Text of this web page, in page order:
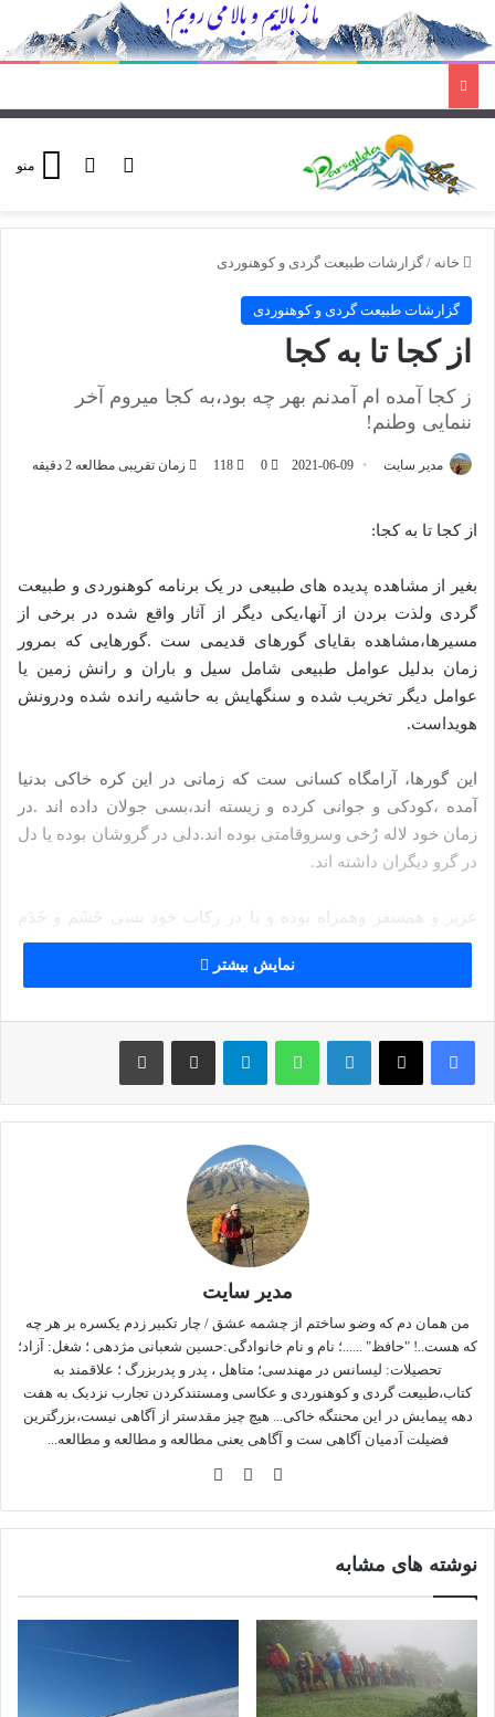
منوتغییر ورود
خانه / گزارشات طبیعت گردی و کوهنوردی
گزارشات طبیعت گردی و کوهنوردی
از کجا تا به کجا
ز کجا آمده ام آمدنم بهر چه بود،به کجا میروم آخر
ننمایی وطنم!
مدیر سایت 2021-06-09
0
118 زمان تقریبی مطالعه 2 دقیقه
از کجا تا به کجا:
بغیر از مشاهده پدیده های طبیعی در یک برنامه کوهنوردی و طبیعت
گردی ولذت بردن از آنها،یکی دیگر از آثار واقع شده در برخی از
مسیرها،مشاهده بقایای گورهای قدیمی ست .گورهایی که بمرور
زمان بدلیل عوامل طبیعی شامل سیل و باران و رانش زمین یا
عوامل دیگر تخریب شده و سنگهایش به حاشیه رانده شده ودرونش
هویداست.
این گورها، آرامگاه کسانی ست که زمانی در این کره خاکی بدنیا
آمده ،کودکی و جوانی کرده و زیسته اند،بسی جولان داده اند .در
زمان خود لاله رُخی وسروقامتی بوده اند.دلی در گروشان بوده یا دل
در گرو دیگران داشته اند.
عزیز و همسفر وهمراه بوده و یا در رکاب خود بسی حَشَم و خَدَم
داشته اند.عزیزی بوده اند و مورد احترام واکرام .ولی اکنون دیگر
نیستتد و نامی و نشانی از آنها در دست نیست .در زمین آرمیدند و
ز کجا آمده ام آمدنم بهر چه بود،به کجا میروم آخر ننمایی
وطنم!
سه گانه مثلث چرخه حیات انسانها را شکل میدهد و از بدو
تولدآدمیان آنگاه که بشر به رشد و آگاهی میرسد ذهن او را به خود
مشغول میدارد و سوالات بیشماری برایش ایجاد میکند که
مذهبیون،عرفا،دانشمندان و حُکما هریک بنوعی در صدد پاسخگویی
به چند چون شکل گیری حیات و مسایل بعداز مرگ پرداخته اند .
شاید در فرهنگ ما خیام بیشتر از همه در این موضوع تعمق کرده و
خواسته با زبان شعر آنچه که برسر آدمی می آید را بیان کند:
یک چند به کودکی به استاد شدیم
یک چند به استادی خود شاد شدیم
پایان سخن شنو که مارا چه رسید
از خاک برآمدیم و بر باد شدیم.
ز کجا آمده ام آمدنم بهر چه بود،به کجا میروم آخر ننمایی
وطنم!
زمینی در سایر کُرات آسمانی و نیز حیات غیرکربنی(حیات مبتنی بر
پایه سایر عناصرطبیعی مثلا سلیکون و….)هستند.اگرچه هنوز علم
نتوانسته چند و چون آنها را دقیقا آشکار سازد ولی چرخه زیست و
تبدیل شکل ماده، خود گویای ادامه حیات بعداز مرگ به اشکال دیگر
نمایش بیشتر
لینکداین واتس آپ تلگرام اشتراک گذاری با ایمیل
مدیر سایت
من همان دم که وضو ساختم از چشمه عشق / چار تکبیر زدم یکسره بر هر چه
که هست..! "حافظ" ......؛ نام و نام خانوادگی:حسین شعبانی مژدهی ؛ شغل: آزاد؛
تحصیلات: لیسانس در مهندسی؛ متاهل ، پدر و پدربزرگ ؛ علاقمند به
کتاب،طبیعت گردی و کوهنوردی و عکاسی ومستندکردن تجارب نزدیک به هفت
دهه پیمایش در این محنتگه خاکی... هیچ چیز مقدستر از آگاهی نیست،بزرگترین
فضیلت آدمیان آگاهی ست و آگاهی یعنی مطالعه و مطالعه و مطالعه...
وبس
فی
وک گرا
نوشته های مشابه